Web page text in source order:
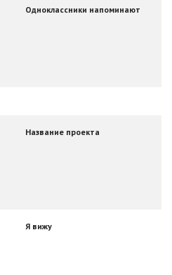
Одноклассники напоминают
Название проекта
Я вижу